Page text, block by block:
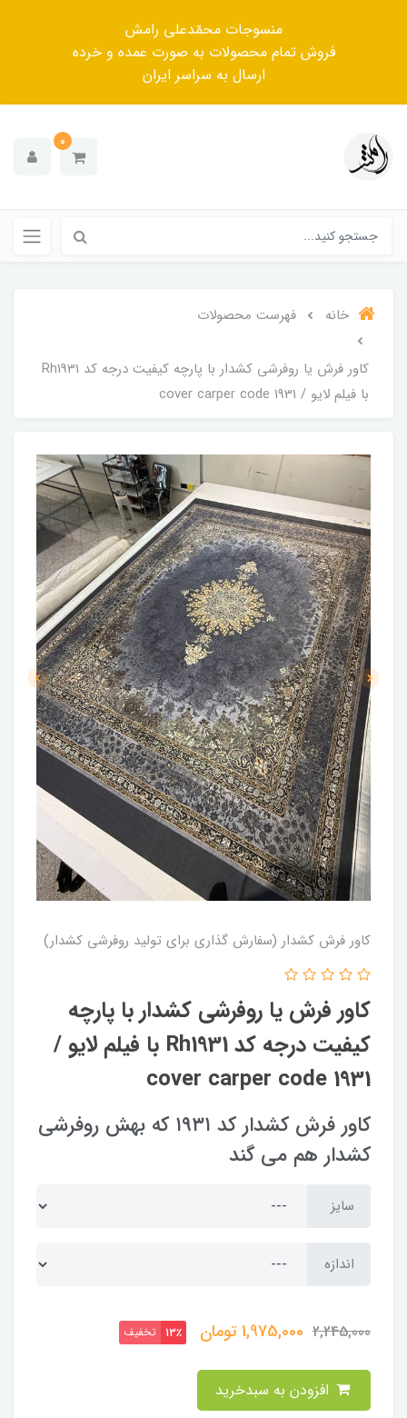
منسوجات محمّدعلی رامش
فروش تمام محصولات به صورت عمده و خرده
ارسال به سراسر ایران
0
خانه فهرست محصولات
کاور فرش یا روفرشی کشدار با پارچه کیفیت درجه کد Rh1931
با فیلم لایو / cover carper code 1931
کاور فرش کشدار (سفارش گذاری برای تولید روفرشی کشدار)
کاور فرش یا روفرشی کشدار با پارچه
کیفیت درجه کد Rh1931 با فیلم لایو /
cover carper code 1931
کاور فرش کشدار کد ۱۹۳۱ که بهش روفرشی
کشدار هم می گند
سایز
اندازه
2,245,000
1,975,000تومان 13٪ تخفیف